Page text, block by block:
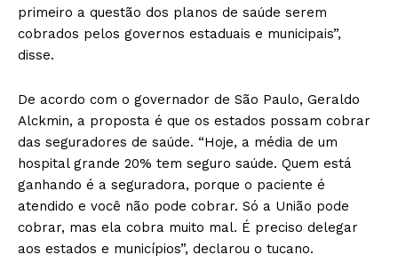
primeiro a questão dos planos de saúde serem
cobrados pelos governos estaduais e municipais”,
disse.
De acordo com o governador de São Paulo, Geraldo
Alckmin, a proposta é que os estados possam cobrar
das seguradores de saúde. “Hoje, a média de um
hospital grande 20% tem seguro saúde. Quem está
ganhando é a seguradora, porque o paciente é
atendido e você não pode cobrar. Só a União pode
cobrar, mas ela cobra muito mal. É preciso delegar
aos estados e municípios”, declarou o tucano.